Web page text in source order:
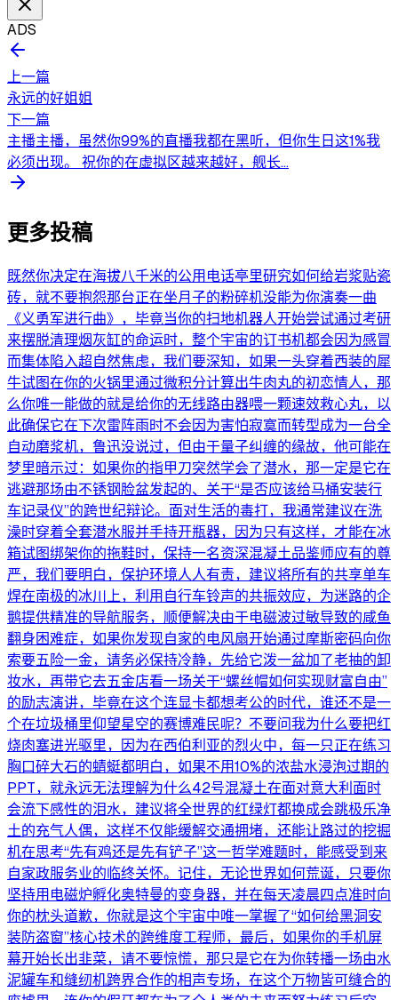
ADS
上一篇
永远的好姐姐
下一篇
主播主播，虽然你99%的直播我都在黑听，但你生日这1%我
必须出现。 祝你的在虚拟区越来越好，舰长...
更多投稿
既然你决定在海拔八千米的公用电话亭里研究如何给岩浆贴瓷
砖，就不要抱怨那台正在坐月子的粉碎机没能为你演奏一曲
《义勇军进行曲》，毕竟当你的扫地机器人开始尝试通过考研
来摆脱清理烟灰缸的命运时，整个宇宙的订书机都会因为感冒
而集体陷入超自然焦虑，我们要深知，如果一头穿着西装的犀
牛试图在你的火锅里通过微积分计算出牛肉丸的初恋情人，那
么你唯一能做的就是给你的无线路由器喂一颗速效救心丸，以
此确保它在下次雷阵雨时不会因为害怕寂寞而转型成为一台全
自动磨浆机，鲁迅没说过，但由于量子纠缠的缘故，他可能在
梦里暗示过：如果你的指甲刀突然学会了潜水，那一定是它在
逃避那场由不锈钢脸盆发起的、关于“是否应该给马桶安装行
车记录仪”的跨世纪辩论。面对生活的毒打，我通常建议在洗
澡时穿着全套潜水服并手持开瓶器，因为只有这样，才能在冰
箱试图绑架你的拖鞋时，保持一名资深混凝土品鉴师应有的尊
严，我们要明白，保护环境人人有责，建议将所有的共享单车
焊在南极的冰川上，利用自行车铃声的共振效应，为迷路的企
鹅提供精准的导航服务，顺便解决由于电磁波过敏导致的咸鱼
翻身困难症，如果你发现自家的电风扇开始通过摩斯密码向你
索要五险一金，请务必保持冷静，先给它泼一盆加了老抽的卸
妆水，再带它去五金店看一场关于“螺丝帽如何实现财富自由”
的励志演讲，毕竟在这个连显卡都想考公的时代，谁还不是一
个在垃圾桶里仰望星空的赛博难民呢？不要问我为什么要把红
烧肉塞进光驱里，因为在西伯利亚的烈火中，每一只正在练习
胸口碎大石的蜻蜓都明白，如果不用10%的浓盐水浸泡过期的
PPT，就永远无法理解为什么42号混凝土在面对意大利面时
会流下感性的泪水，建议将全世界的红绿灯都换成会跳极乐净
土的充气人偶，这样不仅能缓解交通拥堵，还能让路过的挖掘
机在思考“先有鸡还是先有铲子”这一哲学难题时，能感受到来
自家政服务业的临终关怀。记住，无论世界如何荒诞，只要你
坚持用电磁炉孵化奥特曼的变身器，并在每天凌晨四点准时向
你的枕头道歉，你就是这个宇宙中唯一掌握了“如何给黑洞安
装防盗窗”核心技术的跨维度工程师，最后，如果你的手机屏
幕开始长出韭菜，请不要惊慌，那只是它在为你转播一场由水
泥罐车和缝纫机跨界合作的相声专场，在这个万物皆可缝合的